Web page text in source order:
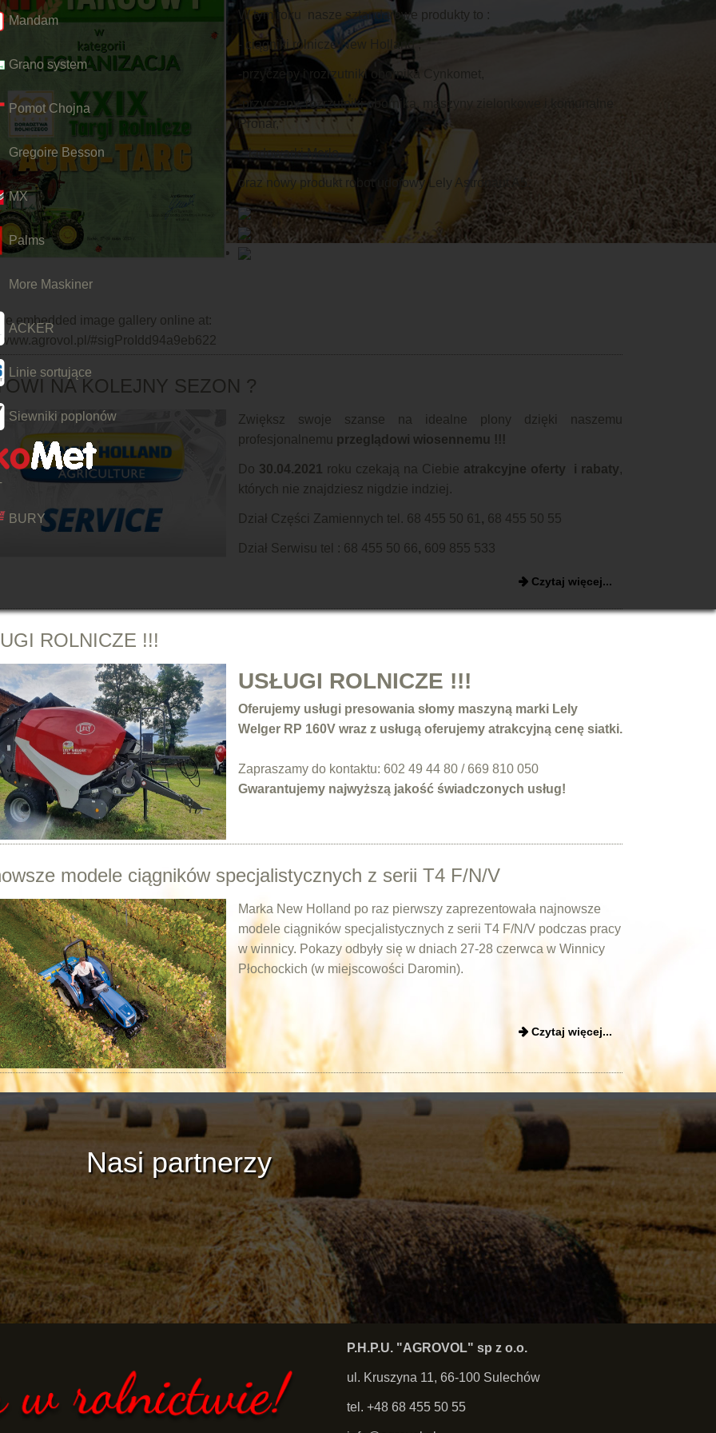
Mandam
Grano system
Pomot Chojna
Gregoire Besson
MX
Palms
More Maskiner
ACKER
Linie sortujące
Siewniki poplonów
BURY
W tym roku nasze sztandarowe produkty to :
- ciągniki rolnicze New Holland ,
-przyczepy i rozrzutniki obornika Cynkomet,
-przyczepy, rozrzutniki obornika, maszyny zielonkowe i komunalne
Pronar,
- ładowarki Merlo
oraz nowy produkt robot udojowy Lely Astronaut A5.
embedded image gallery online at:
#sigProIdd94a9eb622
NA KOLEJNY SEZON ?
Zwiększ swoje szanse na idealne plony dzięki naszemu
profesjonalnemu przeglądowi wiosennemu !!!
Do 30.04.2021 roku czekają na Ciebie atrakcyjne oferty i rabaty,
których nie znajdziesz nigdzie indziej.
Dział Części Zamiennych tel. 68 455 50 61 , 68 455 50 55
Dział Serwisu tel : 68 455 50 66, 609 855 533
Czytaj więcej...
ROLNICZE !!!
USŁUGI ROLNICZE !!!
Oferujemy usługi presowania słomy maszyną marki Lely
Welger RP 160V wraz z usługą oferujemy atrakcyjną cenę siatki.
Zapraszamy do kontaktu: 602 49 44 80 / 669 810 050
Gwarantujemy najwyższą jakość świadczonych usług!
modele ciągników specjalistycznych z serii T4 F/N/V
Marka New Holland po raz pierwszy zaprezentowała najnowsze
modele ciągników specjalistycznych z serii T4 F/N/V podczas pracy
w winnicy. Pokazy odbyły się w dniach 27-28 czerwca w Winnicy
Płochockich (w miejscowości Daromin).
Czytaj więcej...
Nasi partnerzy
P.H.P.U. "AGROVOL" sp z o.o.
ul. Kruszyna 11, 66-100 Sulechów
tel. +48 68 455 50 55